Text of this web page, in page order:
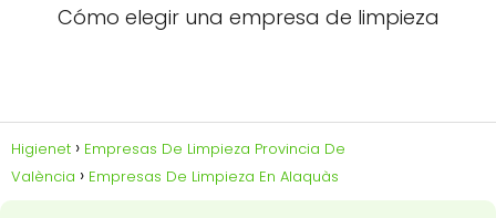
Cómo elegir una empresa de limpieza
Higienet
Empresas De Limpieza Provincia De
València
Empresas De Limpieza En Alaquàs